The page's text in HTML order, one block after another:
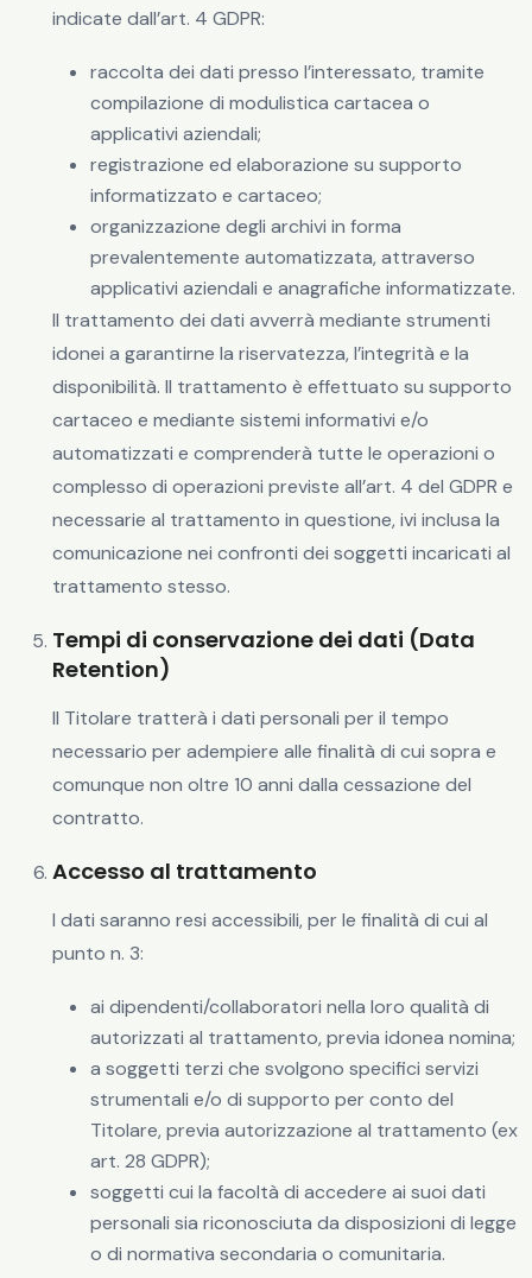
indicate dall’art. 4 GDPR:
raccolta dei dati presso l’interessato, tramite
compilazione di modulistica cartacea o
applicativi aziendali;
registrazione ed elaborazione su supporto
informatizzato e cartaceo;
organizzazione degli archivi in forma
prevalentemente automatizzata, attraverso
applicativi aziendali e anagrafiche informatizzate.
Il trattamento dei dati avverrà mediante strumenti
idonei a garantirne la riservatezza, l’integrità e la
disponibilità. Il trattamento è effettuato su supporto
cartaceo e mediante sistemi informativi e/o
automatizzati e comprenderà tutte le operazioni o
complesso di operazioni previste all’art. 4 del GDPR e
necessarie al trattamento in questione, ivi inclusa la
comunicazione nei confronti dei soggetti incaricati al
trattamento stesso.
Tempi di conservazione dei dati (Data
Retention)
Il Titolare tratterà i dati personali per il tempo
necessario per adempiere alle finalità di cui sopra e
comunque non oltre 10 anni dalla cessazione del
contratto.
Accesso al trattamento
I dati saranno resi accessibili, per le finalità di cui al
punto n. 3:
ai dipendenti/collaboratori nella loro qualità di
autorizzati al trattamento, previa idonea nomina;
a soggetti terzi che svolgono specifici servizi
strumentali e/o di supporto per conto del
Titolare, previa autorizzazione al trattamento (ex
art. 28 GDPR);
soggetti cui la facoltà di accedere ai suoi dati
personali sia riconosciuta da disposizioni di legge
o di normativa secondaria o comunitaria.